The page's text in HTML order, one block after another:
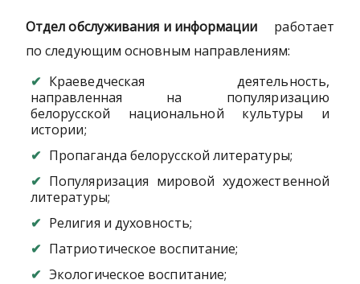
Отдел обслуживания и информации работает
по следующим основным направлениям:
Краеведческая деятельность,
направленная на популяризацию
белорусской национальной культуры и
истории;
Пропаганда белорусской литературы;
Популяризация мировой художественной
литературы;
Религия и духовность;
Патриотическое воспитание;
Экологическое воспитание;